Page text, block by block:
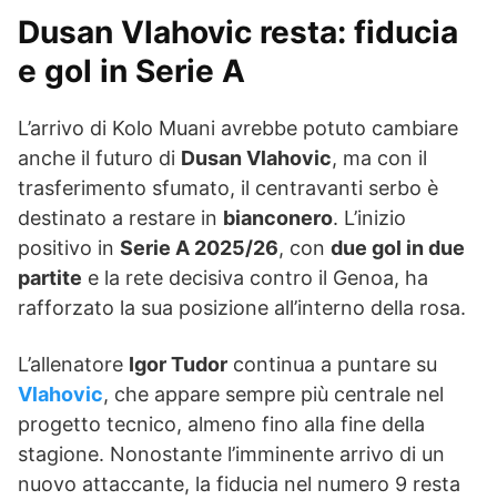
Dusan Vlahovic resta: fiducia
e gol in Serie A
L’arrivo di Kolo Muani avrebbe potuto cambiare
anche il futuro di Dusan Vlahovic, ma con il
trasferimento sfumato, il centravanti serbo è
destinato a restare in bianconero. L’inizio
positivo in Serie A 2025/26, con due gol in due
partite e la rete decisiva contro il Genoa, ha
rafforzato la sua posizione all’interno della rosa.
L’allenatore Igor Tudor continua a puntare su
Vlahovic, che appare sempre più centrale nel
progetto tecnico, almeno fino alla fine della
stagione. Nonostante l’imminente arrivo di un
nuovo attaccante, la fiducia nel numero 9 resta